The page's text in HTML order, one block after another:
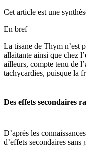
Cet article est une
En bref
La tisane de Thym n’est
allaitante ainsi que chez
ailleurs, compte tenu de
tachycardies, puisque la
Des effets secondaires
D’après les
d’effets secondaires sans